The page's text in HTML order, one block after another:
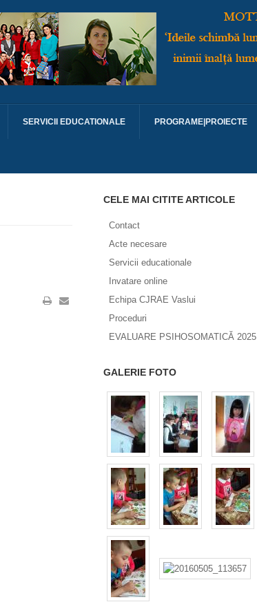
SERVICII EDUCATIONALE PROGRAME|PROIECTE
CELE MAI CITITE ARTICOLE
Contact
Acte necesare
Servicii educationale
Invatare online
Echipa CJRAE Vaslui
Proceduri
EVALUARE PSIHOSOMATICĂ 2025
GALERIE FOTO